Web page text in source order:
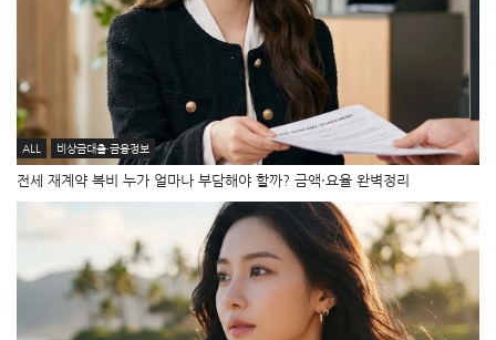
ALL 비상금대출·금융정보
전세 재계약 복비 누가 얼마나 부담해야 할까? 금액·요율 완벽정리